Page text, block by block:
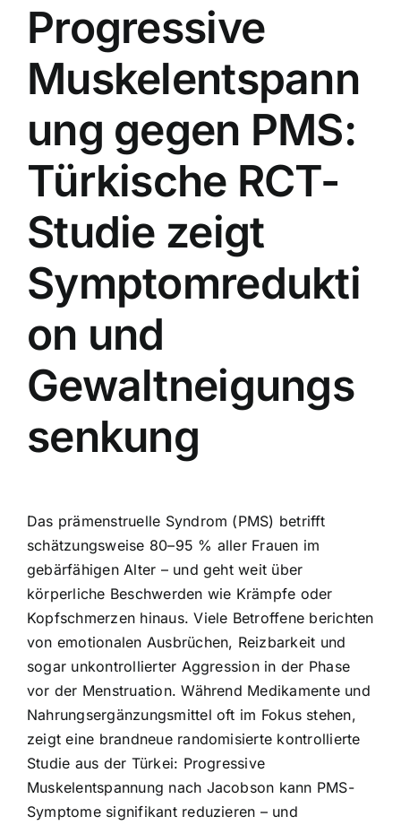
Progressive
Muskelentspann
ung gegen PMS:
Türkische RCT-
Studie zeigt
Symptomredukti
on und
Gewaltneigungs
senkung
Das prämenstruelle Syndrom (PMS) betrifft
schätzungsweise 80–95 % aller Frauen im
gebärfähigen Alter – und geht weit über
körperliche Beschwerden wie Krämpfe oder
Kopfschmerzen hinaus. Viele Betroffene berichten
von emotionalen Ausbrüchen, Reizbarkeit und
sogar unkontrollierter Aggression in der Phase
vor der Menstruation. Während Medikamente und
Nahrungsergänzungsmittel oft im Fokus stehen,
zeigt eine brandneue randomisierte kontrollierte
Studie aus der Türkei: Progressive
Muskelentspannung nach Jacobson kann PMS-
Symptome signifikant reduzieren – und